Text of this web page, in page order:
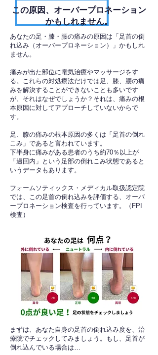
​この原因、オーバープロネーション
かもしれません。
あなたの足・膝・腰の痛みの原因は「足首の倒
れ込み（オーバープロネーション）」かもしれ
ません。
痛みが出た部位に電気治療やマッサージをす
る。これらの対処療法だけでは足、膝、腰の痛
みを解決することができないことも多いです
が、それはなぜでしょうか？それは、痛みの根
本原因に対してアプローチしていないからで
す。
足、膝の痛みの根本原因の多くは「足首の倒れ
こみ」であると言われています。
下半身に痛みがある患者のうち約70％以上が
「過回内」という足部の倒れこみ状態であると
いうデータもあります。
フォームソティックス・メディカル取扱認定院
では、この足首の倒れ込みを評価する、オーバ
ープロネーション検査を行っています。（FPI
検査）​
​まずは、あなた自身の足首の倒れ込み度を、治
療院でチェックしてみましょう。もし、足首が
倒れ込んでいる場合は…